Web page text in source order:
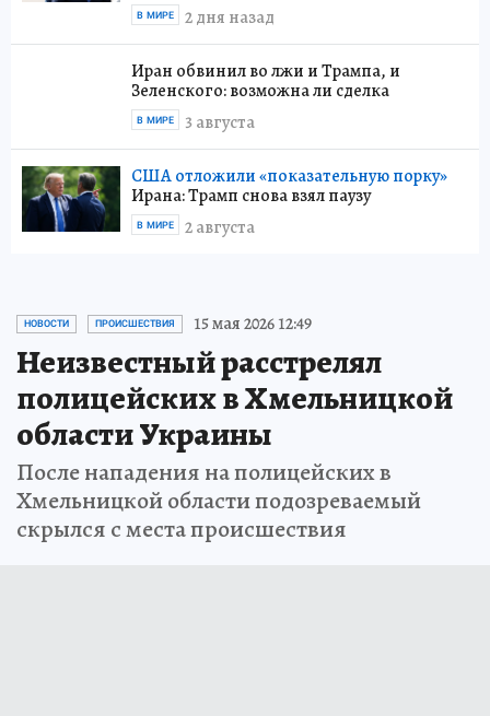
2 дня назад
В МИРЕ
Иран обвинил во лжи и Трампа, и
Зеленского: возможна ли сделка
3 августа
В МИРЕ
США отложили «показательную порку»
Ирана: Трамп снова взял паузу
2 августа
В МИРЕ
НОВОСТИ ПРОИСШЕСТВИЯ 15 мая 2026 12:49
Неизвестный расстрелял
полицейских в Хмельницкой
области Украины
После нападения на полицейских в
Хмельницкой области подозреваемый
скрылся с места происшествия